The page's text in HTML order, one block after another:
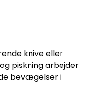
knive eller
piskning arbejder
bevægelser i